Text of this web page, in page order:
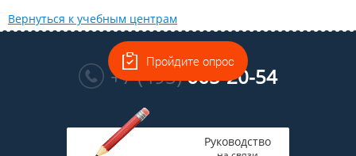
Вернуться к учебным центрам
Многоканальный
+7 (495)665-20-54
Руководство
Пройдите опрос